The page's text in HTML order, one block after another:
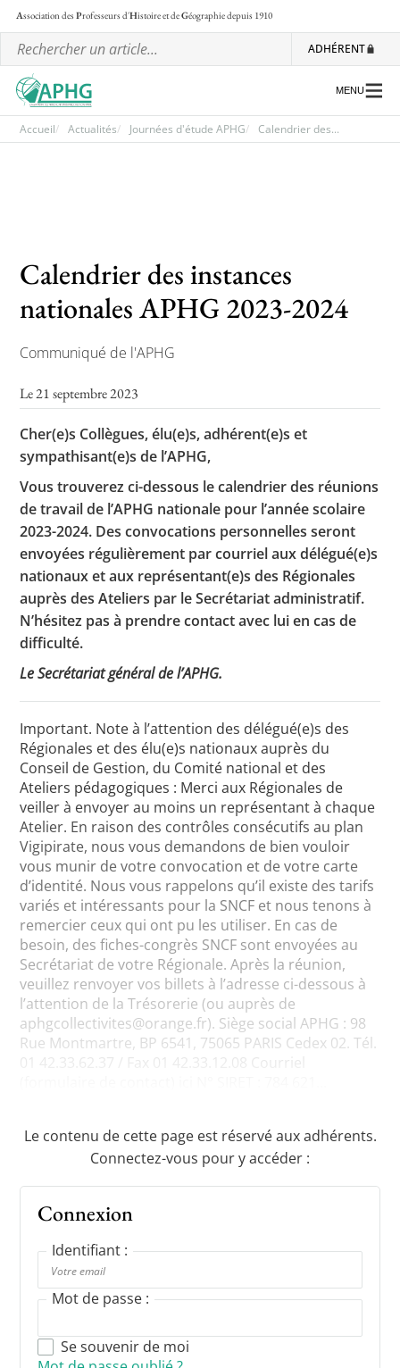
Association desProfesseurs d'Histoire et deGéographiedepuis 1910
ADHÉRENT
Communiqués et motions
Lettre d’information de l’APHG
L’APHG dans la presse
Les rendez-vous de l’APHG
Concours de recrutement
Concours scolaires
Conférences, tables rondes
Culture
MENU
Accueil Actualités Journées d'étude APHG Calendrier des...
Calendrier des instances
nationales APHG 2023-2024
Communiqué de l'APHG
Le 21 septembre 2023
Cher(e)s Collègues, élu(e)s, adhérent(e)s et
sympathisant(e)s de l’APHG,
Vous trouverez ci-dessous le calendrier des réunions
de travail de l’APHG nationale pour l’année scolaire
2023-2024. Des convocations personnelles seront
envoyées régulièrement par courriel aux délégué(e)s
nationaux et aux représentant(e)s des Régionales
auprès des Ateliers par le Secrétariat administratif.
N’hésitez pas à prendre contact avec lui en cas de
difficulté.
Le Secrétariat général de l’APHG.
Important. Note à l’attention des délégué(e)s des
Régionales et des élu(e)s nationaux auprès du
Conseil de Gestion, du Comité national et des
Ateliers pédagogiques : Merci aux Régionales de
veiller à envoyer au moins un représentant à chaque
Atelier. En raison des contrôles consécutifs au plan
Vigipirate, nous vous demandons de bien vouloir
vous munir de votre convocation et de votre carte
d’identité. Nous vous rappelons qu’il existe des tarifs
variés et intéressants pour la SNCF et nous tenons à
remercier ceux qui ont pu les utiliser. En cas de
besoin, des fiches-congrès SNCF sont envoyées au
Secrétariat de votre Régionale. Après la réunion,
veuillez renvoyer vos billets à l’adresse ci-dessous à
l’attention de la Trésorerie (ou auprès de
aphgcollectivites@orange.fr). Siège social APHG : 98
Rue Montmartre, BP 6541, 75065 PARIS Cedex 02. Tél.
01 42.33.62.37 / Fax 01 42.33.12.08 Courriel
Le contenu de cette page est réservé aux adhérents.
Connectez-vous pour y accéder :
Connexion
Identifiant :
Mot de passe :
Se souvenir de moi